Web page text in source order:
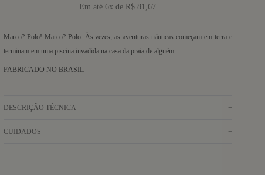
Em até 6x de R$ 81,67
Marco? Polo! Marco? Polo. Às vezes, as aventuras náuticas começam em terra e
terminam em uma piscina invadida na casa da praia de alguém.
FABRICADO NO BRASIL
DESCRIÇÃO TÉCNICA +
Camisa manga curta em tecido leve de algodão maquinetado off white e motivo
CUIDADOS +